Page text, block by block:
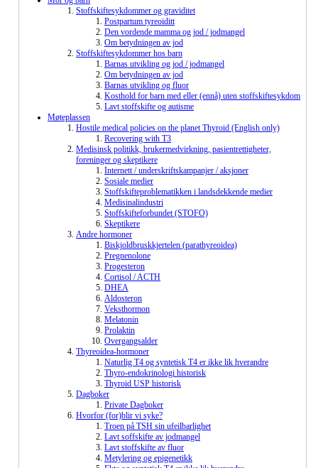
Stoffskiftesykdommer og graviditet
Postpartum tyreoiditt
Den vordende mamma og jod / jodmangel
Om betydningen av jod
Stoffskiftesykdommer hos barn
Barnas utvikling og jod / jodmangel
Om betydningen av jod
Barnas utvikling og fluor
Kosthold for barn med eller (ennå) uten stoffskiftesykdom
Lavt stoffskifte og autisme
Møteplassen
Hostile medical policies on the planet Thyroid (English only)
Recovering with T3
Medisinsk politikk, brukermedvirkning, pasientrettigheter,
foreninger og skeptikere
Internett / underskriftskampanjer / aksjoner
Sosiale medier
Stoffskifteproblematikken i landsdekkende medier
Medisinalindustri
Stoffskifteforbundet (STOFO)
Skeptikere
Andre hormoner
Biskjoldbruskkjertelen (parathyreoidea)
Pregnenolone
Progesteron
Cortisol / ACTH
DHEA
Aldosteron
Veksthormon
Melatonin
Prolaktin
Overgangsalder
Thyreoidea-hormoner
Naturlig T4 og syntetisk T4 er ikke lik hverandre
Thyro-endokrinologi historisk
Thyroid USP historisk
Dagboker
Private Dagboker
Hvorfor (for)blir vi syke?
Troen på TSH sin ufeilbarlighet
Lavt soffskifte av jodmangel
Lavt stoffskifte av fluor
Metylering og epigenetikk